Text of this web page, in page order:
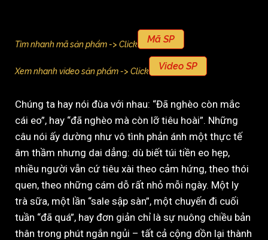
Tìm nhanh mã sản phẩm -> Click Mã SP
Xem nhanh video sản phẩm -> Click Video SP
Chúng ta hay nói đùa với nhau: “Đã nghèo còn mắc
cái eo”, hay “đã nghèo mà còn lỡ tiêu hoài”. Những
câu nói ấy dường như vô tình phản ánh một thực tế
âm thầm nhưng dai dẳng: dù biết túi tiền eo hẹp,
nhiều người vẫn cứ tiêu xài theo cảm hứng, theo thói
quen, theo những cám dỗ rất nhỏ mỗi ngày. Một ly
trà sữa, một lần “sale sập sàn”, một chuyến đi cuối
tuần “đã quá”, hay đơn giản chỉ là sự nuông chiều bản
thân trong phút ngắn ngủi – tất cả cộng dồn lại thành